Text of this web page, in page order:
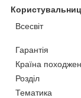
Всесвіт
Гарантія
Країна
Розділ
Тематика